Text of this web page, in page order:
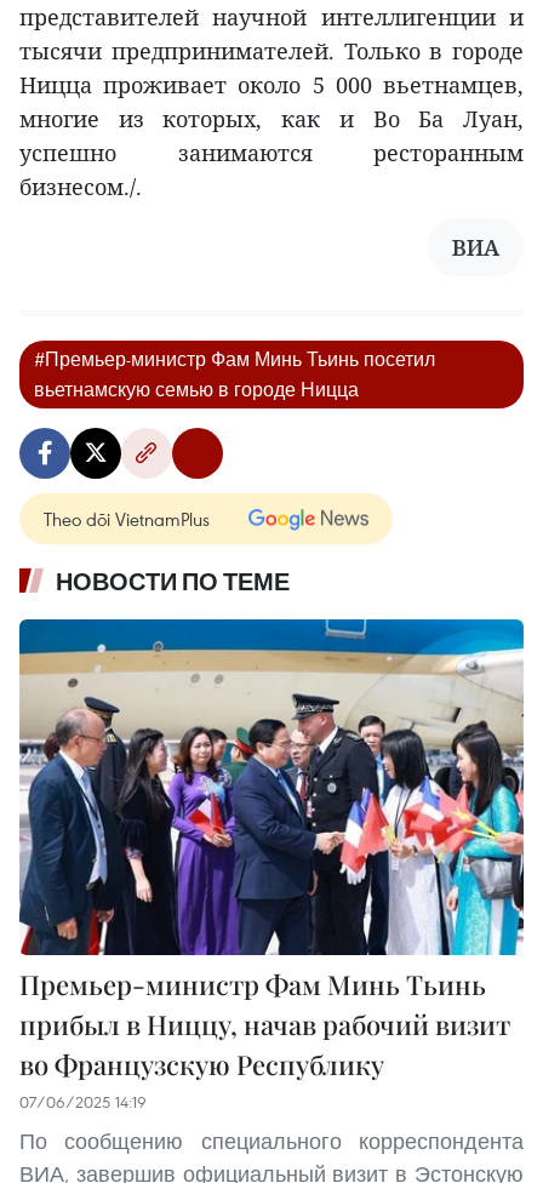
представителей научной интеллигенции и
тысячи предпринимателей. Только в городе
Ницца проживает около 5 000 вьетнамцев,
многие из которых, как и Во Ба Луан,
успешно занимаются ресторанным
бизнесом./.
ВИА
#Премьер-министр Фам Минь Тьинь посетил
вьетнамскую семью в городе Ницца
Theo dõi VietnamPlus
НОВОСТИ ПО ТЕМЕ
Премьер-министр Фам Минь Тьинь
прибыл в Ниццу, начав рабочий визит
во Французскую Республику
07/06/2025 14:19
По сообщению специального корреспондента
ВИА, завершив официальный визит в Эстонскую